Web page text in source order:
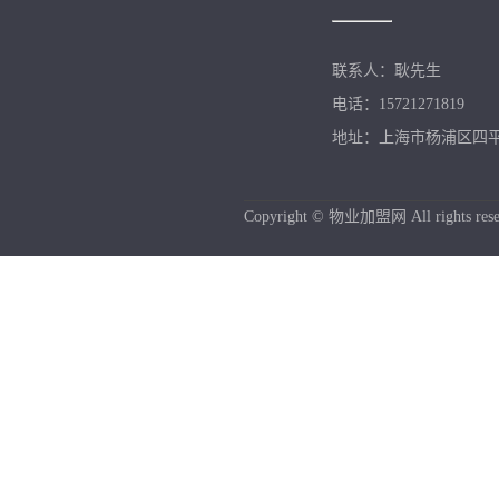
联系人：耿先生
电话：15721271819
地址：上海市杨浦区四
Copyright © 物业加盟网 All rights